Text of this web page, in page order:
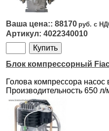
88170
4022340010
Блок компрессорный
Голова компрессора
Производительность 650 л/